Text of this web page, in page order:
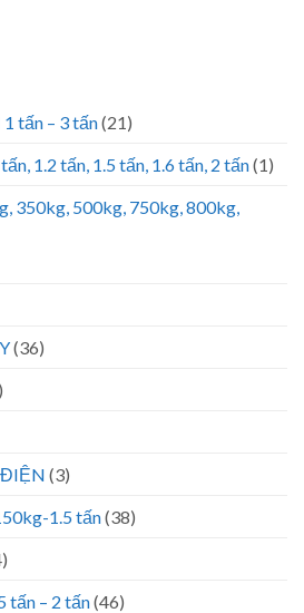
tấn – 3 tấn(21)
1.2 tấn, 1.5 tấn, 1.6 tấn, 2 tấn(1)
350kg, 500kg, 750kg, 800kg,
(36)
ĐIỆN (3)
1.5 tấn(38)
tấn – 2 tấn(46)